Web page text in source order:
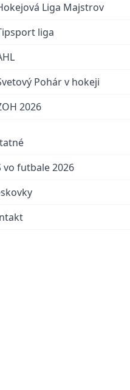
Liga Majstrov
liga
Pohár v hokeji
2026
vo futbale 2026
vždy ako prví? Pridajte si nás